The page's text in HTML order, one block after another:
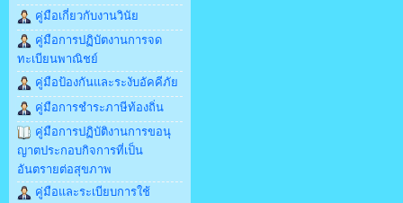
คู่มือเกี่ยวกับงานวินัย
คู่มือการปฏิบัตงานการจด
ทะเบียนพาณิชย์
คู่มือป้องกันและระงับอัคคีภัย
คู่มือการชำระภาษีท้องถิ่น
คู่มือการปฏิบัติงานการขอนุ
ญาตประกอบกิจการที่เป็น
อันตรายต่อสุขภาพ
คู่มือและระเบียบการใช้